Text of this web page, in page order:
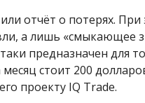
отчёт о потерях.
а лишь «смыкающее
предназначен для
стоит 200
проекту IQ Trade.